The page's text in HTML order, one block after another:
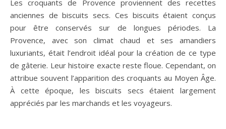
Les croquants de Provence proviennent des recettes
anciennes de biscuits secs. Ces biscuits étaient conçus
pour être conservés sur de longues périodes. La
Provence, avec son climat chaud et ses amandiers
luxuriants, était l’endroit idéal pour la création de ce type
de gâterie. Leur histoire exacte reste floue. Cependant, on
attribue souvent l’apparition des croquants au Moyen Âge.
À cette époque, les biscuits secs étaient largement
appréciés par les marchands et les voyageurs.